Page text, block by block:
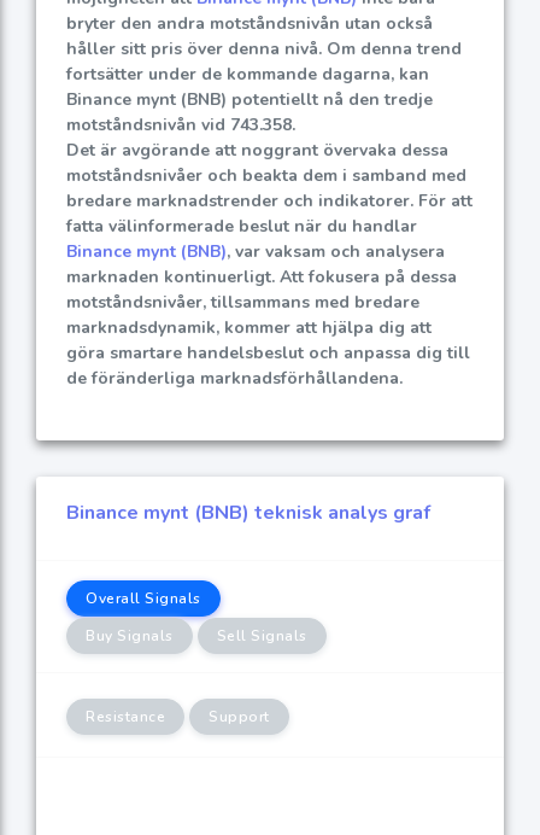
bryter den andra motståndsnivån utan också
håller sitt pris över denna nivå. Om denna trend
fortsätter under de kommande dagarna, kan
Binance mynt (BNB) potentiellt nå den tredje
motståndsnivån vid 743.358.
Det är avgörande att noggrant övervaka dessa
motståndsnivåer och beakta dem i samband med
bredare marknadstrender och indikatorer. För att
fatta välinformerade beslut när du handlar
Binance mynt (BNB), var vaksam och analysera
marknaden kontinuerligt. Att fokusera på dessa
motståndsnivåer, tillsammans med bredare
marknadsdynamik, kommer att hjälpa dig att
göra smartare handelsbeslut och anpassa dig till
de föränderliga marknadsförhållandena.
Binance mynt (BNB) teknisk analys graf
Overall Signals
Buy Signals
Sell Signals
Resistance Support